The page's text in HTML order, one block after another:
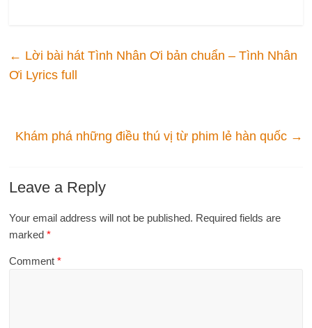
← Lời bài hát Tình Nhân Ơi bản chuẩn – Tình Nhân
Ơi Lyrics full
Khám phá những điều thú vị từ phim lẻ hàn quốc →
Leave a Reply
Your email address will not be published. Required fields are
marked*
Comment*